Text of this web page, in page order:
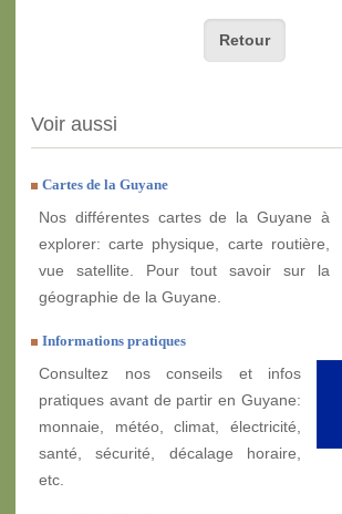
Retour
Voir aussi
Cartes de la Guyane
Nos différentes cartes de la Guyane à
explorer: carte physique, carte routière,
vue satellite. Pour tout savoir sur la
géographie de la Guyane.
Informations pratiques
Consultez nos conseils et infos
pratiques avant de partir en Guyane:
monnaie, météo, climat, électricité,
santé, sécurité, décalage horaire,
etc.